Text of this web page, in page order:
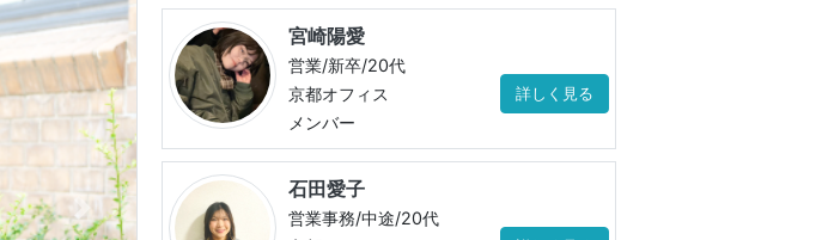
宮崎陽愛
営業/新卒/20代
京都オフィス
メンバー
詳しく見る
石田愛子
営業事務/中途/20代